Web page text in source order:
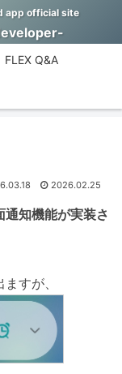
app official site
FLEX Q&A
2026.02.25
知機能が実装さ
すが、